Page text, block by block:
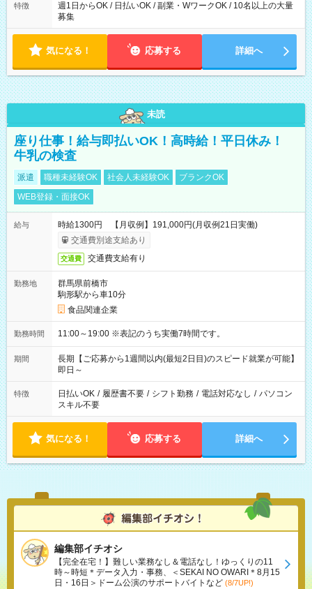
特徴
週1日からOK / 日払いOK / 副業・WワークOK / 10名以上の大量
募集
気になる！ 応募する 詳細へ
未読
座り仕事！給与即払いOK！高時給！平日休み！
牛乳の検査
派遣 職種未経験OK 社会人未経験OK
ブランクOK
WEB登録・面接OK
給与
時給1300円 【月収例】191,000円(月収例21日実働)
交通費別途支給あり
交通費 交通費支給有り
勤務地
群馬県前橋市
駒形駅から車10分
食品関連企業
勤務時間 11:00～19:00 ※表記のうち実働7時間です。
期間
長期【ご応募から1週間以内(最短2日目)のスピード就業が可能】
即日～
特徴 日払いOK / 履歴書不要 / シフト勤務 / 電話対応なし / パソコン
スキル不要
気になる！ 応募する 詳細へ
編集部イチオシ
【完全在宅！】難しい業務なし＆電話なし！ゆっくりの11
時～時短＊データ入力・事務、＜SEKAI NO OWARI＊8月15
日・16日＞ドーム公演のサポートバイトなど (8/7UP!)